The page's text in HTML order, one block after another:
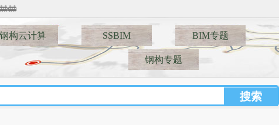
钢构云计算 SSBIM BIM专题
钢构专题